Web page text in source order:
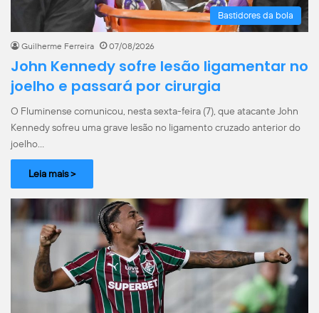
Bastidores da bola
Guilherme Ferreira 07/08/2026
John Kennedy sofre lesão ligamentar no
joelho e passará por cirurgia
O Fluminense comunicou, nesta sexta-feira (7), que atacante John
Kennedy sofreu uma grave lesão no ligamento cruzado anterior do
joelho…
Leia mais >